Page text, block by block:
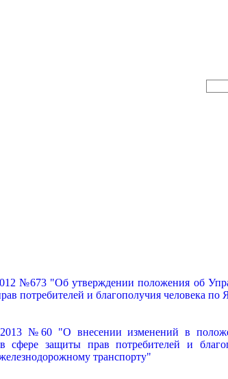
№673 "Об утверждении положения об
потребителей и благополучия человека по
№60 "О внесении изменений в
защиты прав потребителей и
транспорту"